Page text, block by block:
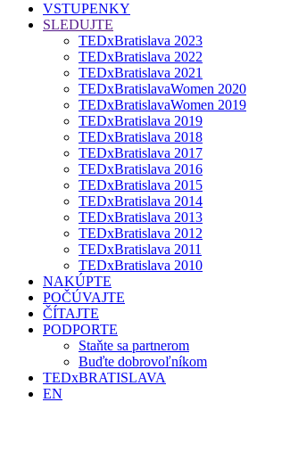
VSTUPENKY
SLEDUJTE
TEDxBratislava 2023
TEDxBratislava 2022
TEDxBratislava 2021
TEDxBratislavaWomen 2020
TEDxBratislavaWomen 2019
TEDxBratislava 2019
TEDxBratislava 2018
TEDxBratislava 2017
TEDxBratislava 2016
TEDxBratislava 2015
TEDxBratislava 2014
TEDxBratislava 2013
TEDxBratislava 2012
TEDxBratislava 2011
TEDxBratislava 2010
NAKÚPTE
POČÚVAJTE
ČÍTAJTE
PODPORTE
Staňte sa partnerom
Buďte dobrovoľníkom
TEDxBRATISLAVA
EN